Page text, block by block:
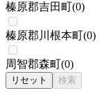
榛原郡吉田町(0)
榛原郡川根本町(0)
周智郡森町(0)
リセット 検索